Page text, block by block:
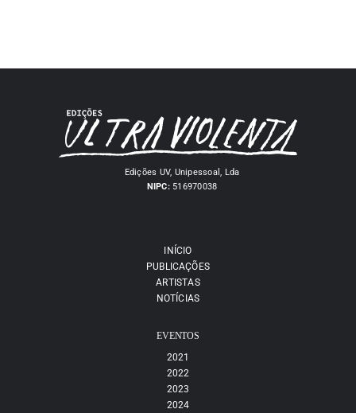
Edições UV, Unipessoal, Lda
NIPC:516970038
INÍCIO
PUBLICAÇÕES
ARTISTAS
NOTÍCIAS
EVENTOS
2021
2022
2023
2024